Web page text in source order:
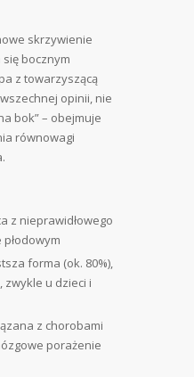
skrzywienie
bocznym
z towarzyszącą
opinii, nie
bok” – obejmuje
równowagi
z nieprawidłowego
forma (ok. 80%),
u dzieci i
z chorobami
porażenie